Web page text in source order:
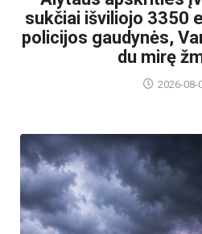
sukčiai išviliojo 3350
policijos gaudynės,
du mirę
2026-08-